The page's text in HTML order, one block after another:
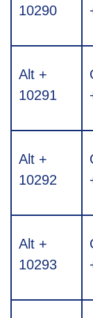
10290
Alt +
10291
Alt +
10292
Alt +
10293